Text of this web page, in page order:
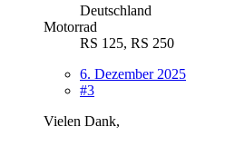
Deutschland
Motorrad
RS 125, RS 250
6. Dezember 2025
#3
Vielen Dank,